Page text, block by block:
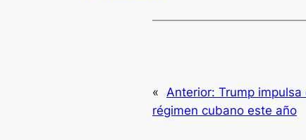
« Anterior: Trump
régimen cubano este año